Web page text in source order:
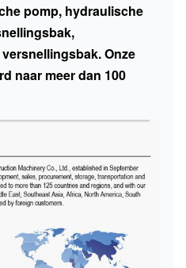
pomp, hydraulische
Onze
naar meer dan 100